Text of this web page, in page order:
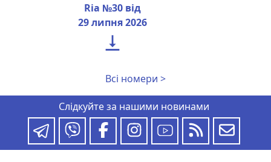
Ria №30 від
29 липня 2026

Всі номери >
Слідкуйте за нашими новинами